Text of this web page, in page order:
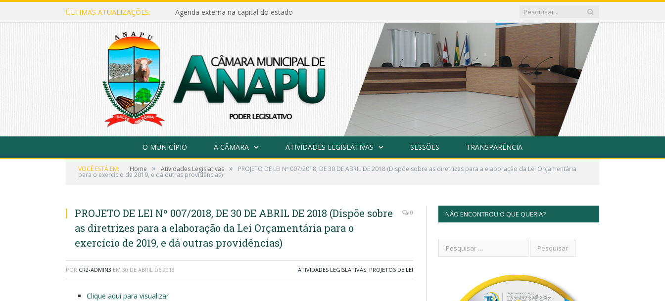
ÚLTIMAS ATUALIZAÇÕES: Agenda externa na capital do estado
O MUNICÍPIO A CÂMARA ATIVIDADES LEGISLATIVAS SESSÕES TRANSPARÊNCIA
VOCÊ ESTÁ EM: Home » Atividades Legislativas » PROJETO DE LEI Nº 007/2018, DE 30 DE ABRIL DE 2018 (Dispõe sobre as diretrizes para a elaboração da Lei Orçamentária
para o exercício de 2019, e dá outras providências)
PROJETO DE LEI Nº 007/2018, DE 30 DE ABRIL DE 2018 (Dispõe sobre
as diretrizes para a elaboração da Lei Orçamentária para o
exercício de 2019, e dá outras providências)
0
POR CR2-ADMIN3 EM 30 DE ABRIL DE 2018 ATIVIDADES LEGISLATIVAS, PROJETOS DE LEI
Clique aqui para visualizar
NÃO ENCONTROU O QUE QUERIA?